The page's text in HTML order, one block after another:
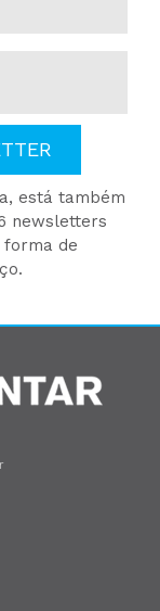
está também
newsletters
forma de